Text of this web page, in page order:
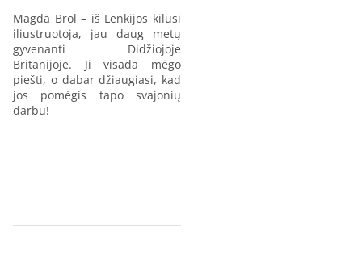
Magda Brol – iš Lenkijos kilusi
iliustruotoja, jau daug metų
gyvenanti Didžiojoje
Britanijoje. Ji visada mėgo
piešti, o dabar džiaugiasi, kad
jos pomėgis tapo svajonių
darbu!